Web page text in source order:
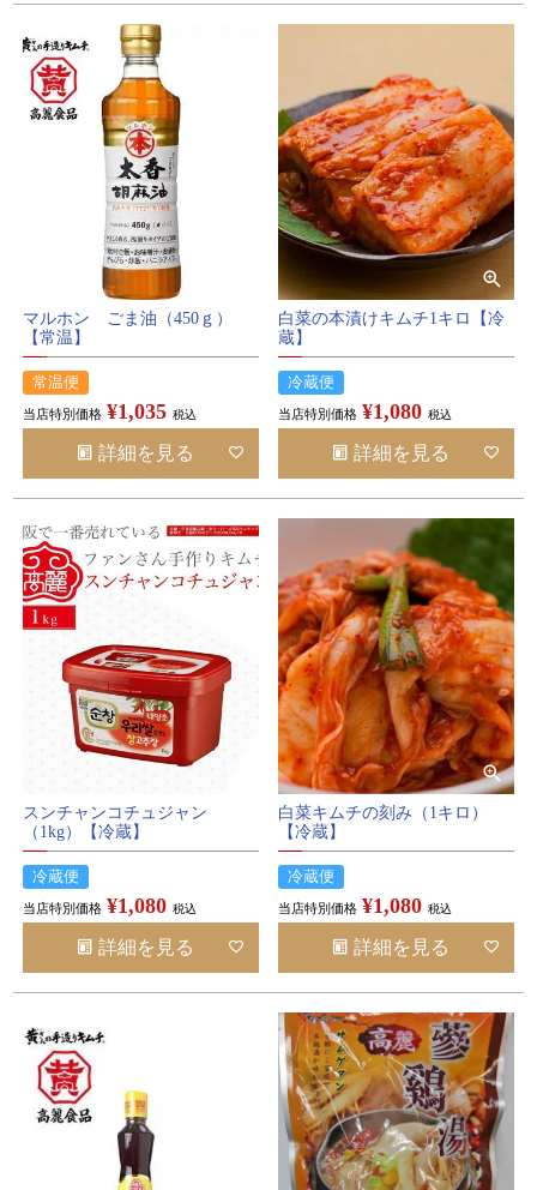
マルホン ごま油（450ｇ）
【常温】
常温便
当店特別価格 ¥1,035 税込
詳細を見る
白菜の本漬けキムチ1キロ【冷
蔵】
冷蔵便
当店特別価格 ¥1,080 税込
詳細を見る
スンチャンコチュジャン
（1kg）【冷蔵】
冷蔵便
当店特別価格 ¥1,080 税込
詳細を見る
白菜キムチの刻み（1キロ）
【冷蔵】
冷蔵便
当店特別価格 ¥1,080 税込
詳細を見る